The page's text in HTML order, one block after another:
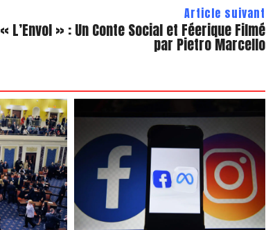
Article suivant
« L’Envol » : Un Conte Social et Féerique Filmé
par Pietro Marcello